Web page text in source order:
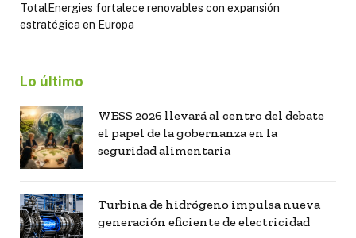
TotalEnergies fortalece renovables con expansión
estratégica en Europa
Lo último
WESS 2026 llevará al centro del debate
el papel de la gobernanza en la
seguridad alimentaria
Turbina de hidrógeno impulsa nueva
generación eficiente de electricidad